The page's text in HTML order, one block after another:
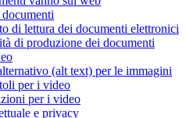
di lettura dei documenti elettronici
di produzione dei documenti
(alt text) per le immagini
per i video
per i video
e privacy